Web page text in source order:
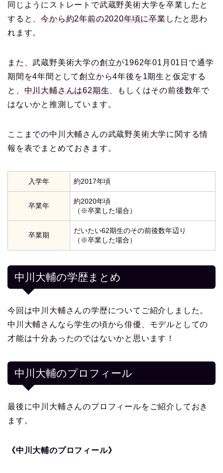
同じようにストレートで武蔵野美術大学を卒業したと
すると、今から約2年前の2020年頃に卒業したと思わ
れます。
また、武蔵野美術大学の創立が1962年01月01日で通学
期間を4年間として創立から4年後を1期生と仮定する
と、 中川大輔さんは62期生 、もしくはその前後数年で
はないかと推測しています。
ここまでの中川大輔さんの武蔵野美術大学に関する情
報を表でまとめておきます。
入学年 約2017年頃
卒業年
約2020年頃
（※卒業した場合）
卒業期
だいたい62期生のその前後数年辺り
（※卒業した場合）
中川大輔の学歴まとめ
今回は中川大輔さんの学歴についてご紹介しました。
中川大輔さんなら学生の頃から俳優、モデルとしての
才能は十分あったのではないかと思います！
中川大輔のプロフィール
最後に中川大輔さんのプロフィールをご紹介しておき
ます。
《中川大輔のプロフィール》